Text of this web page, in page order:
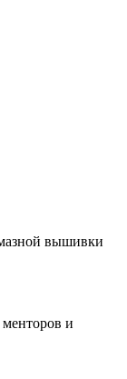
вышивки
и